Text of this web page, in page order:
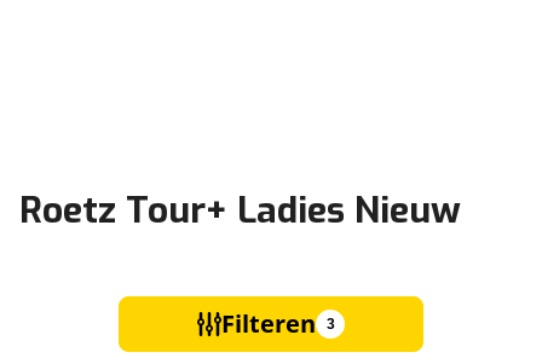
Roetz Tour+ Ladies Nieuw
Filteren 3